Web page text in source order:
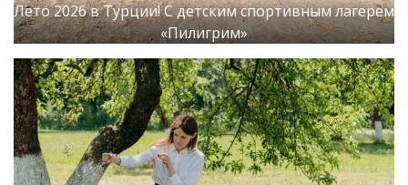
Лето 2026 в Турции! С детским спортивным лагерем
«Пилигрим»